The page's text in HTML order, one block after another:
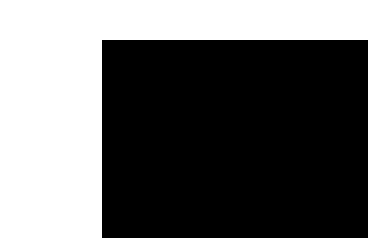
Keterangan Gambar: Penyanyi dangdut asal Kudus, Irma Glow, pelantun lagu “Goyang Sampai Bawah”, menegaskan pentingnya menghargai hak cipta karya musik.